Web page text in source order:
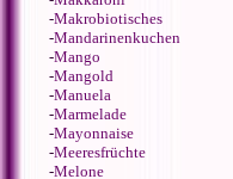
-Makrobiotisches
-Mandarinenkuchen
-Mango
-Mangold
-Manuela
-Marmelade
-Mayonnaise
-Meeresfrüchte
-Melone